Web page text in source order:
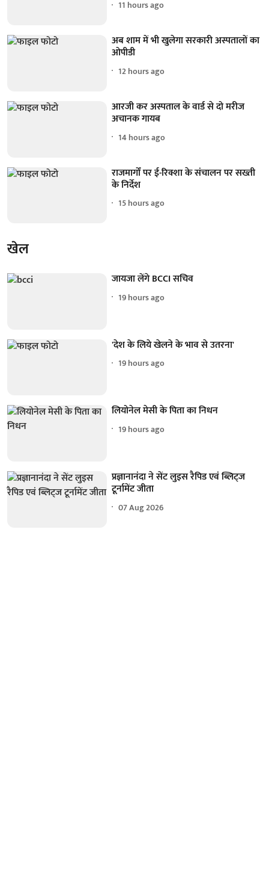
11 hours ago
अब शाम में भी खुलेगा सरकारी अस्पतालों का
ओपीडी
12 hours ago
आरजी कर अस्पताल के वार्ड से दो मरीज
अचानक गायब
14 hours ago
राजमार्गों पर ई-रिक्शा के संचालन पर सख्ती
के निर्देश
15 hours ago
खेल
जायजा लेंगे BCCI सचिव
19 hours ago
'देश के लिये खेलने के भाव से उतरना'
19 hours ago
लियोनेल मेसी के पिता का निधन
19 hours ago
प्रज्ञानानंदा ने सेंट लुइस रैपिड एवं ब्लिट्ज
टूर्नामेंट जीता
07 Aug 2026